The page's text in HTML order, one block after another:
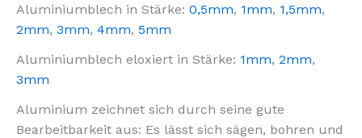
Aluminiumblech in Stärke: 0,5mm, 1mm, 1,5mm,
2mm, 3mm, 4mm, 5mm
Aluminiumblech eloxiert in Stärke: 1mm, 2mm,
3mm
Aluminium zeichnet sich durch seine gute
Bearbeitbarkeit aus: Es lässt sich sägen, bohren und